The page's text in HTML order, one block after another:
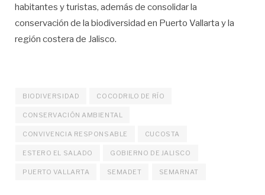
habitantes y turistas, además de consolidar la
conservación de la biodiversidad en Puerto Vallarta y la
región costera de Jalisco.
BIODIVERSIDAD COCODRILO DE RÍO
CONSERVACIÓN AMBIENTAL
CONVIVENCIA RESPONSABLE CUCOSTA
ESTERO EL SALADO GOBIERNO DE JALISCO
PUERTO VALLARTA SEMADET SEMARNAT